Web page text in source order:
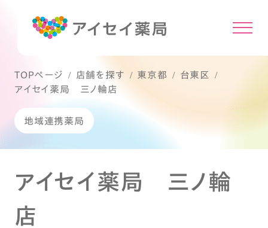
TOPページ 店舗を探す 東京都
台東区
アイセイ薬局 三ノ輪店
地域連携薬局
アイセイ薬局 三ノ輪
店